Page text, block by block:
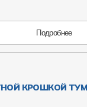
Подробнее
КРОШКОЙ